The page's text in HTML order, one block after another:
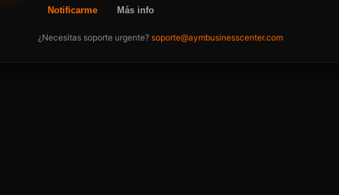
Notificarme Más info
¿Necesitas soporte urgente? soporte@aymbusinesscenter.com